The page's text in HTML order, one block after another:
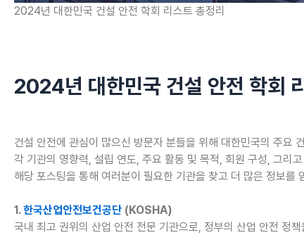
2024년 대한민국 건설 안전 학회 리스트 총정리
2024년 대한민국 건설 안전 학회
건설 안전에 관심이 많으신 방문자 분들을 위해 대한민국의 주요
각 기관의 영향력, 설립 연도, 주요 활동 및 목적, 회원 구성, 그리
해당 포스팅을 통해 여러분이 필요한 기관을 찾고 더 많은 정보를
1.한국산업안전보건공단 (KOSHA)
국내 최고 권위의 산업 안전 전문 기관으로, 정부의 산업 안전 정